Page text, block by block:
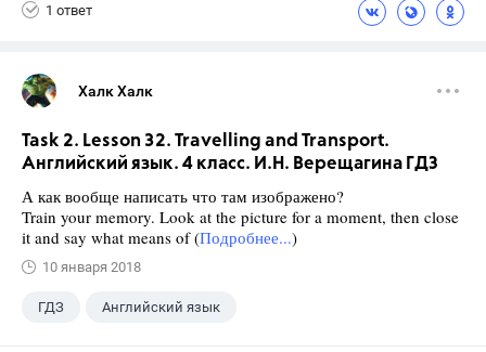
1 ответ
Халк Халк
Task 2. Lesson 32. Travelling and Transport.
Английский язык. 4 класс. И.Н. Верещагина ГДЗ
А как вообще написать что там изображено?
Train your memory. Look at the picture for a moment, then close
it and say what means of (Подробнее...)
10 января 2018
ГДЗ Английский язык